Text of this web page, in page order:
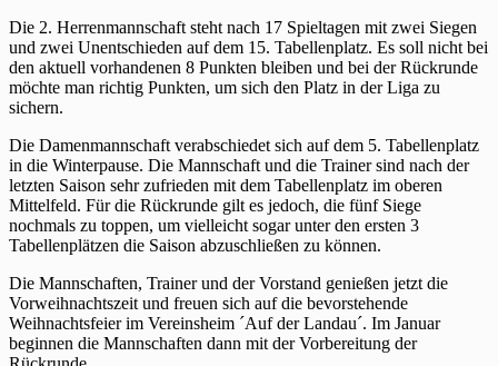
Die 2. Herrenmannschaft steht nach 17 Spieltagen mit zwei Siegen
und zwei Unentschieden auf dem 15. Tabellenplatz. Es soll nicht bei
den aktuell vorhandenen 8 Punkten bleiben und bei der Rückrunde
möchte man richtig Punkten, um sich den Platz in der Liga zu
sichern.
Die Damenmannschaft verabschiedet sich auf dem 5. Tabellenplatz
in die Winterpause. Die Mannschaft und die Trainer sind nach der
letzten Saison sehr zufrieden mit dem Tabellenplatz im oberen
Mittelfeld. Für die Rückrunde gilt es jedoch, die fünf Siege
nochmals zu toppen, um vielleicht sogar unter den ersten 3
Tabellenplätzen die Saison abzuschließen zu können.
Die Mannschaften, Trainer und der Vorstand genießen jetzt die
Vorweihnachtszeit und freuen sich auf die bevorstehende
Weihnachtsfeier im Vereinsheim ´Auf der Landau´. Im Januar
beginnen die Mannschaften dann mit der Vorbereitung der